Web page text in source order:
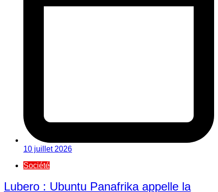
10 juillet 2026
Société
Lubero : Ubuntu Panafrika appelle la